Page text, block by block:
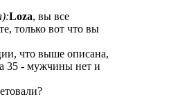
Loza, вы все
только вот что вы
что выше описана,
35 - мужчины нет и